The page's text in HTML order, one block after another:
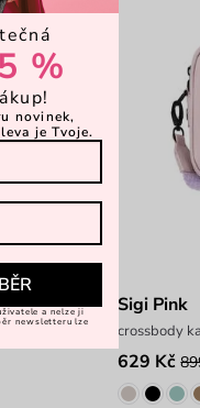
Sigi Pink
crossbody
629 Kč
%
novinek,
je Tvoje.
a nelze ji
newsletteru lze